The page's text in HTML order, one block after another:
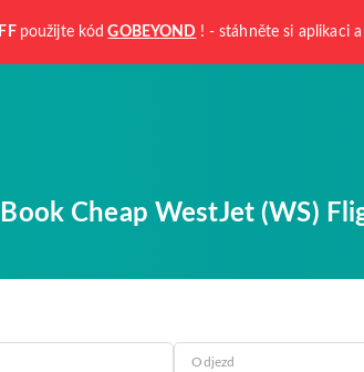
použijte kód GOBEYOND ! - stáhněte si aplikaci
Cheap WestJet (WS)
Odjezd